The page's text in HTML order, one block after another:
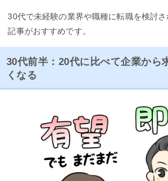
30代で未経験の業界や職種に転職を検討
記事がおすすめです。
30代前半：20代に比べて企業から
くなる